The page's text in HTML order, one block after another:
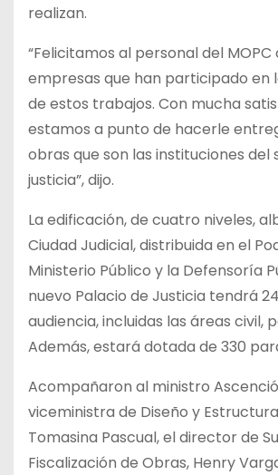
realizan.
“Felicitamos al personal del MOPC
empresas que han participado en
de estos trabajos. Con mucha
estamos a punto de hacerle
obras que son las instituciones del
justicia”, dijo.
La edificación, de cuatro niveles,
Ciudad Judicial, distribuida en el
Ministerio Público y la Defensoría
nuevo Palacio de Justicia tendrá
audiencia, incluidas las áreas civil,
Además, estará dotada de 330
Acompañaron al ministro
viceministra de Diseño y
Tomasina Pascual, el director de
Fiscalización de Obras, Henry